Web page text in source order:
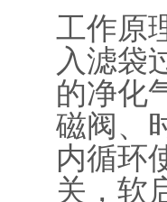
工作原
入滤袋
的净化
磁阀、
内循环
关，软